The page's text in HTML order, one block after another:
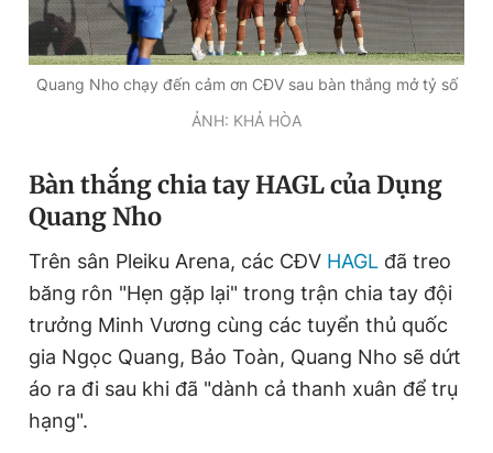
Đọc Thanh Niên trên điện thoại
Hotline
Đặt báo Quảng cáo RSS Tòa soạn Chính sách bảo
Tổng biên tập: Nguyễn Ngọc Toàn
Phó tổng biên tập thường trực: Hải Thành
Phó tổng biên tập: Lâm Hiếu Dũng
Tổng thư ký tòa soạn: Đức Trung
Quang Nho chạy đến cảm ơn CĐV sau bàn thắng mở tỷ số
ẢNH: KHẢ HÒA
Bàn thắng chia tay HAGL của Dụng
Quang Nho
Trên sân Pleiku Arena, các CĐV HAGL đã treo
băng rôn "Hẹn gặp lại" trong trận chia tay đội
trưởng Minh Vương cùng các tuyển thủ quốc
gia Ngọc Quang, Bảo Toàn, Quang Nho sẽ dứt
áo ra đi sau khi đã "dành cả thanh xuân để trụ
hạng".